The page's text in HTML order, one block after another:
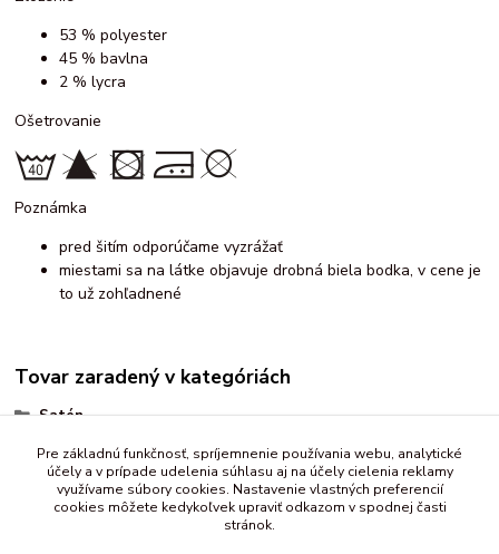
53 % polyester
45 % bavlna
2 % lycra
Ošetrovanie
Poznámka
pred šitím odporúčame vyzrážať
miestami sa na látke objavuje drobná biela bodka, v cene je
to už zohľadnené
Tovar zaradený v kategóriách
Satén
vzorované
vzorovaný - bavlnený
Pre základnú funkčnosť, spríjemnenie používania webu, analytické
účely a v prípade udelenia súhlasu aj na účely cielenia reklamy
využívame súbory cookies. Nastavenie vlastných preferencií
cookies môžete kedykoľvek upraviť odkazom v spodnej časti
stránok.